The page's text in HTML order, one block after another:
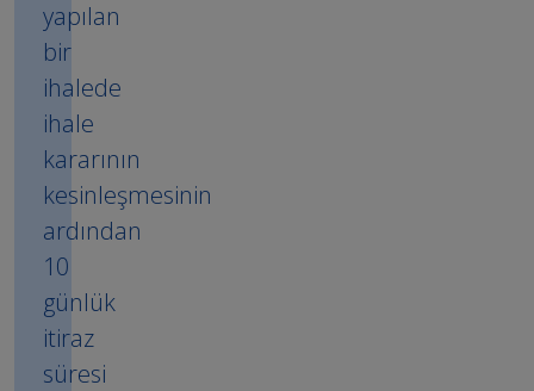
yapılan
bir
ihalede
ihale
kararının
kesinleşmesinin
ardından
10
günlük
itiraz
süresi